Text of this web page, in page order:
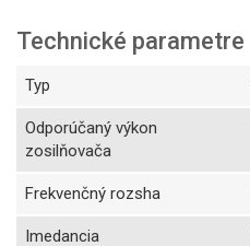
Technické parametre
Typ
Odporúčaný výkon
zosilňovača
Frekvenčný rozsha
Imedancia